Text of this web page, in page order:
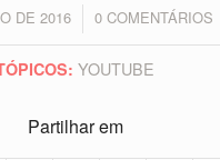
DE 2016
/ 0 COMENTÁRIOS
/
YOUTUBE
Partilhar em